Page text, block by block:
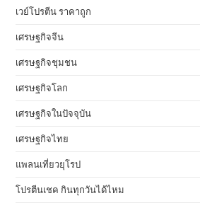
เวย์โปรตีน ราคาถูก
เศรษฐกิจจีน
เศรษฐกิจชุมชน
เศรษฐกิจโลก
เศรษฐกิจในปัจจุบัน
เศรษฐกิจไทย
แพลนเที่ยวยุโรป
โปรตีนเชค กินทุกวันได้ไหม